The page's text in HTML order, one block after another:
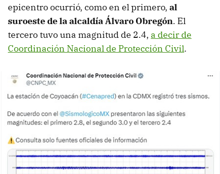
epicentro ocurrió, como en el primero, al
suroeste de la alcaldía Álvaro Obregón. El
tercero tuvo una magnitud de 2.4, a decir de
Coordinación Nacional de Protección Civil.